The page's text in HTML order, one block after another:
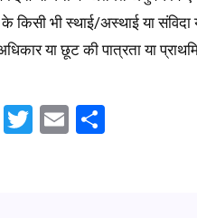
किसी भी स्थाई/अस्थाई या संविदा
या छूट की पात्रता या
WhatsApp
Twitter
Email